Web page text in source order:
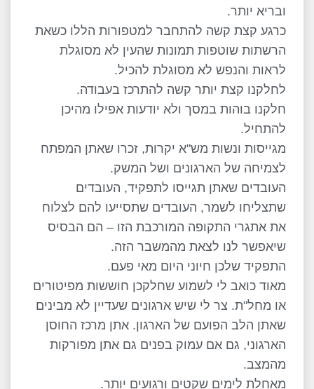
ובריא יותר.
כרגע קצת קשה להתחבר למטפורות הללו כשאת
הרשתות שוטפות תמונות שהעין לא מסוגלת
לראות והנפש לא מסוגלת להכיל.
לחלקנו קצת יותר קשה להתרכז בעבודה.
חלקנו בוהות במסך ולא יודעות אפילו מהיכן
להתחיל.
מגייסות ונשות מש"א יקרות, זכרו שאתן המפתח
לצמיחה של הארגונים ושל המשק.
העובדים שאתן תגייסו לתפקיד, העובדים
שתצליחו לשמר, העובדים שתסייעו להם לצלוח
את אתגרי התקופה המורכבת הזו – הם הבסיס
שיאפשר לנו לצאת מהמשבר הזה.
התפקיד שלכן חיוני היום מאי פעם.
מאוד כואב לי לשמוע שחלקכן חוששות מפיטורים
או מחל"ת. צר לי שיש ארגונים שעדיין לא מבינים
שאתן הלב הפועם של הארגון. אתן מרכז החוסן
הארגוני, גם אם עמוק בפנים גם אתן מפורקות
מהמצב.
מאחלת לימים שקטים ורגועים יותר.